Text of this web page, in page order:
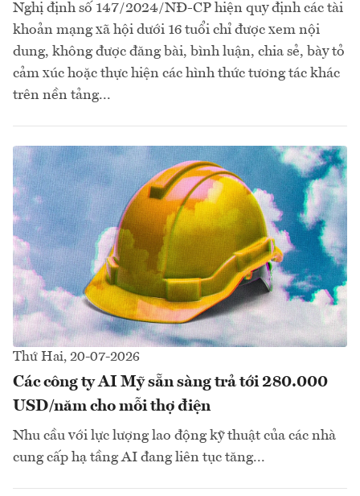
Nghị định số 147/2024/NĐ-CP hiện quy định các tài
khoản mạng xã hội dưới 16 tuổi chỉ được xem nội
dung, không được đăng bài, bình luận, chia sẻ, bày tỏ
cảm xúc hoặc thực hiện các hình thức tương tác khác
trên nền tảng...
Thứ Hai, 20-07-2026
Các công ty AI Mỹ sẵn sàng trả tới 280.000
USD/năm cho mỗi thợ điện
Nhu cầu với lực lượng lao động kỹ thuật của các nhà
cung cấp hạ tầng AI đang liên tục tăng...